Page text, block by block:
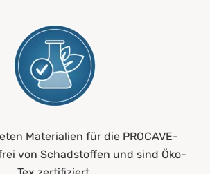
Materialien für die PROCAVE-
von Schadstoffen und sind Öko-